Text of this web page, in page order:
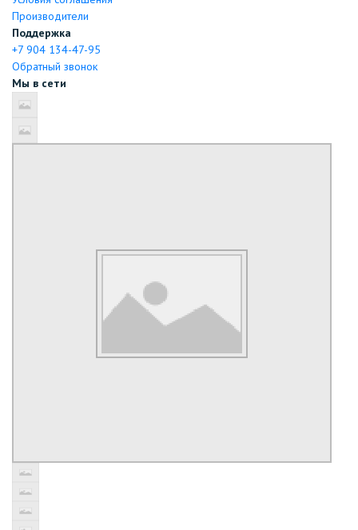
Производители
Поддержка
+7 904 134-47-95
Обратный звонок
Мы в сети